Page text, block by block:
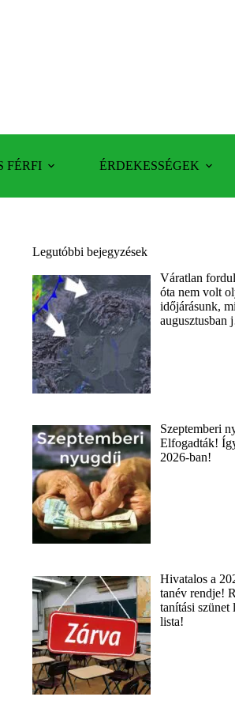
FÉRFI ÉRDEKESSÉGEK
Legutóbbi bejegyzések
Váratlan
óta nem volt
időjárásunk,
Szeptemberi
Elfogadták!
2026-ban!
Hivatalos a
tanév rendje!
tanítási szünet
lista!